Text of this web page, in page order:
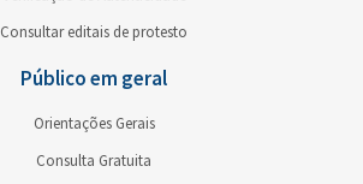
Consultar editais de protesto
Público em geral
Orientações Gerais
Consulta Gratuita